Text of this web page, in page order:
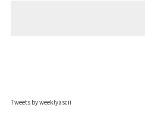
Tweets by weeklyascii